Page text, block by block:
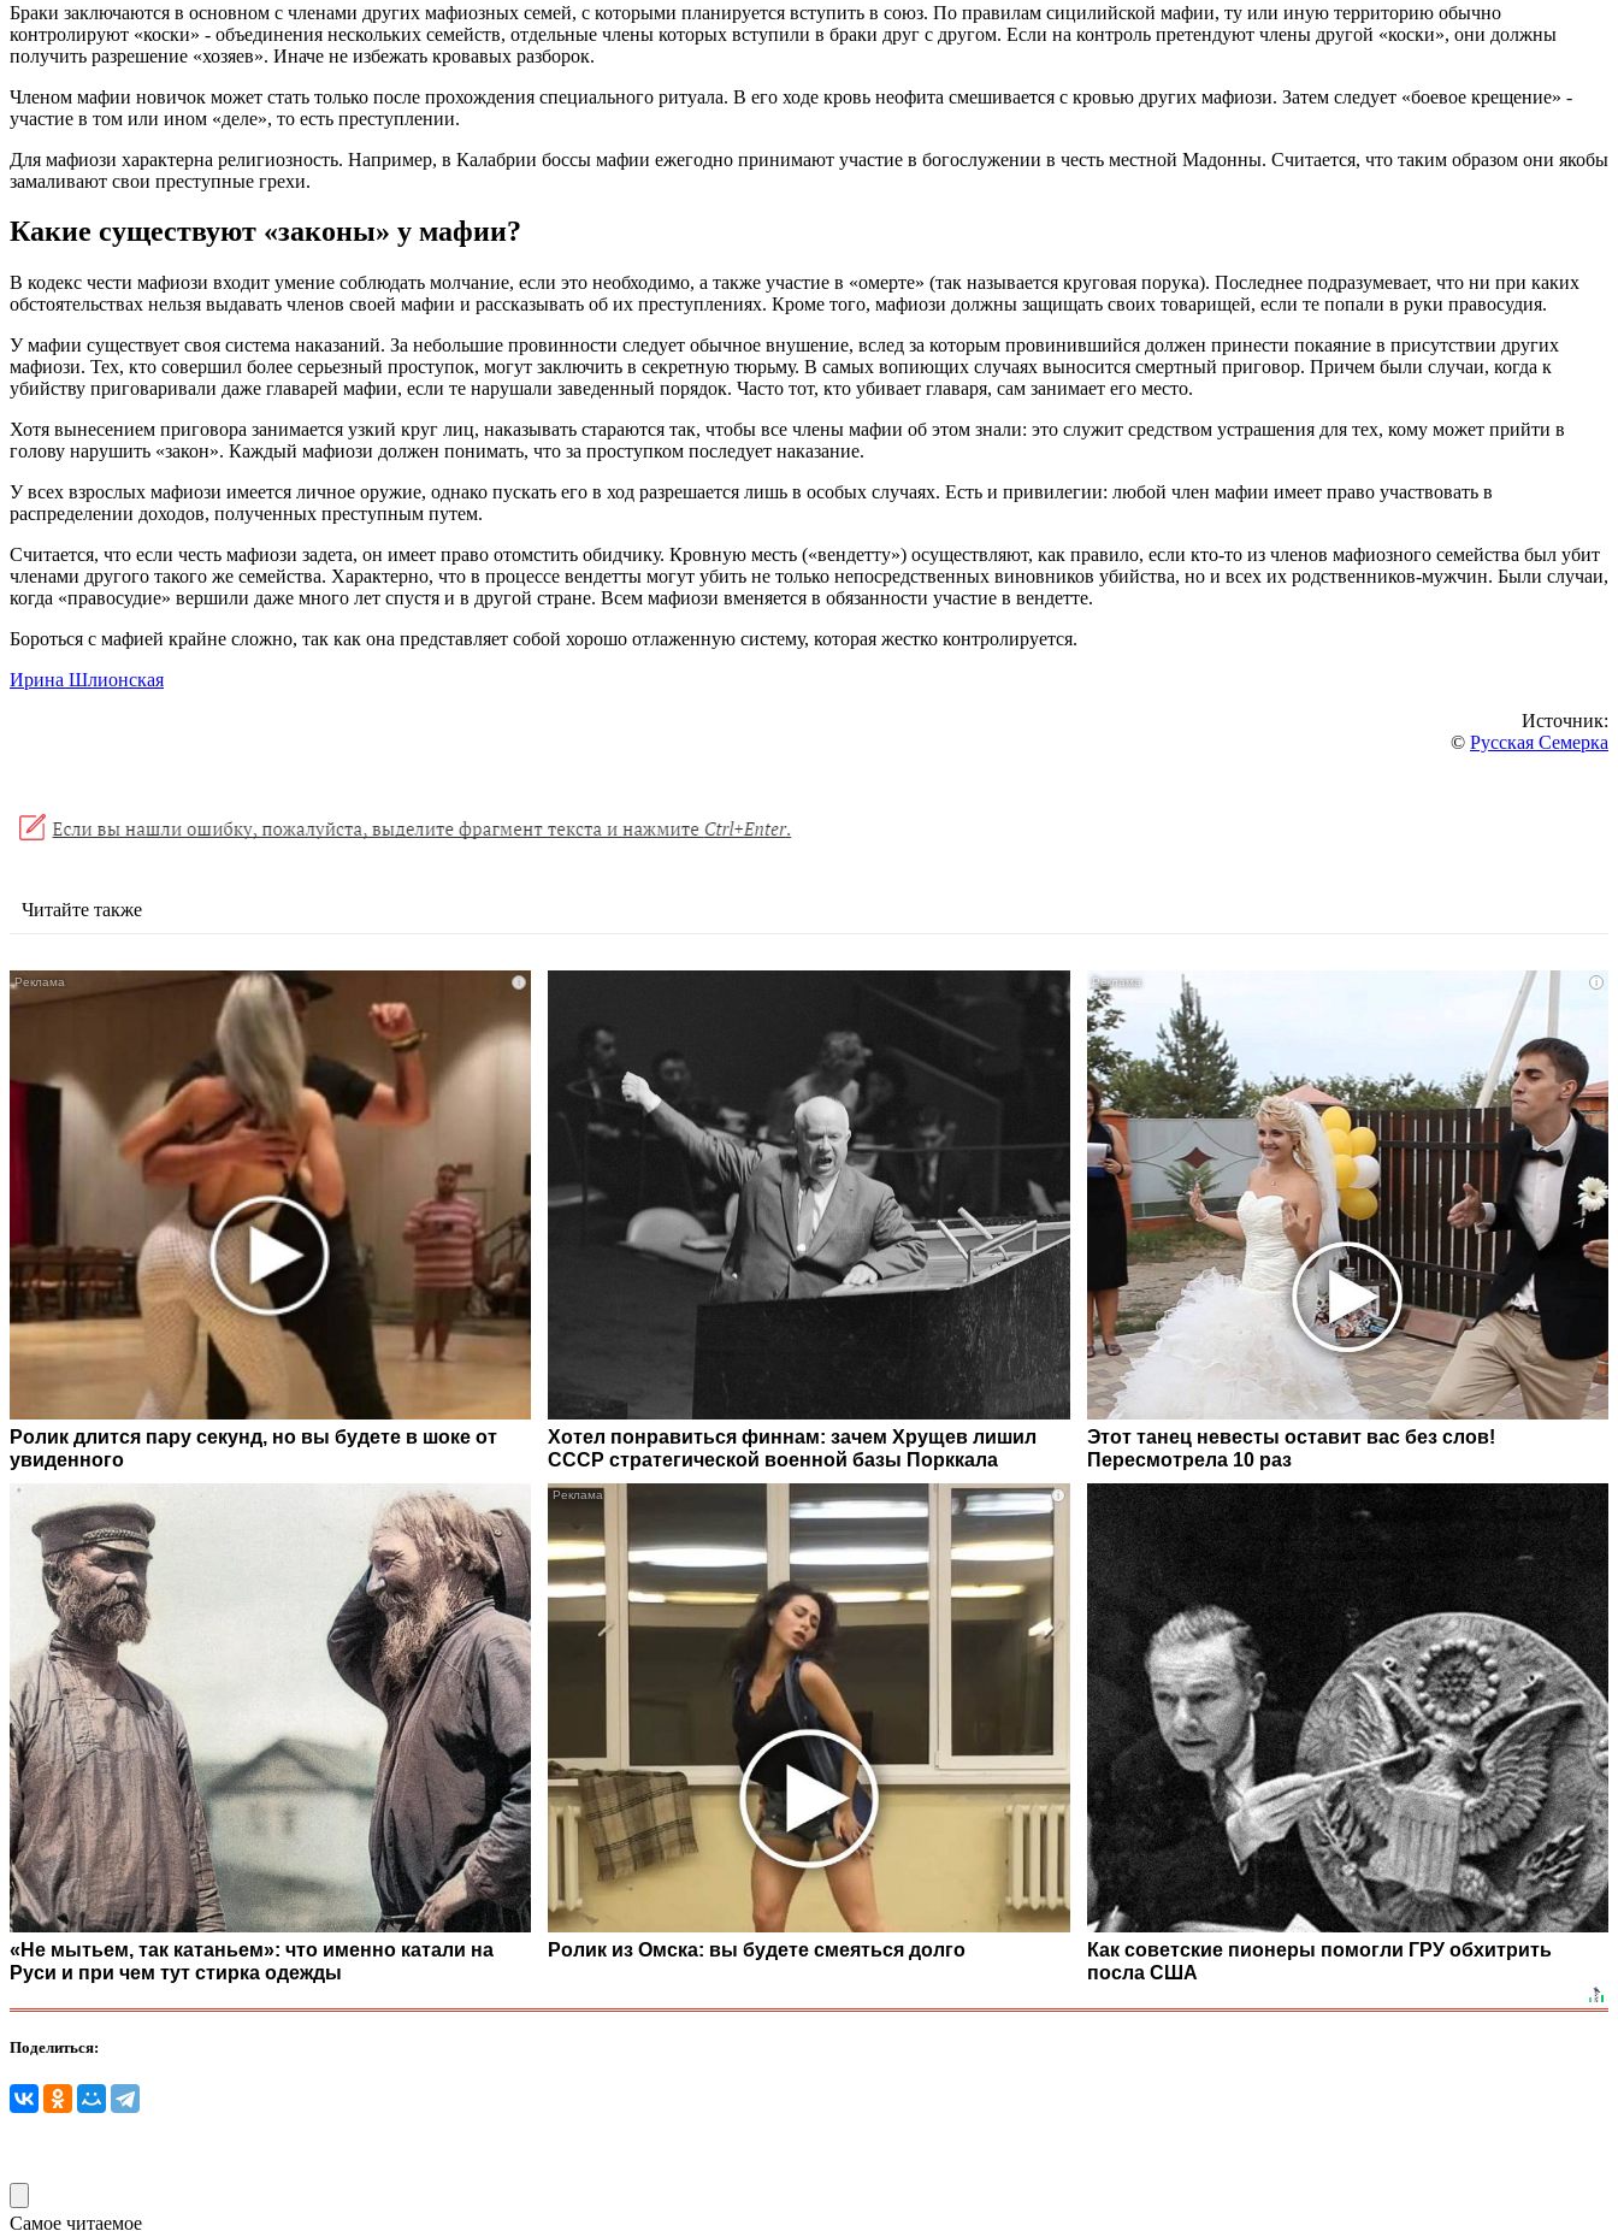
Браки заключаются в основном с членами других мафиозных семей, с которыми планируется вступить в союз. По правилам сицилийской мафии, ту или иную территорию обычно
контролируют «коски» - объединения нескольких семейств, отдельные члены которых вступили в браки друг с другом. Если на контроль претендуют члены другой «коски», они должны
получить разрешение «хозяев». Иначе не избежать кровавых разборок.
Членом мафии новичок может стать только после прохождения специального ритуала. В его ходе кровь неофита смешивается с кровью других мафиози. Затем следует «боевое крещение» -
участие в том или ином «деле», то есть преступлении.
Для мафиози характерна религиозность. Например, в Калабрии боссы мафии ежегодно принимают участие в богослужении в честь местной Мадонны. Считается, что таким образом они якобы
замаливают свои преступные грехи.
Какие существуют «законы» у мафии?
В кодекс чести мафиози входит умение соблюдать молчание, если это необходимо, а также участие в «омерте» (так называется круговая порука). Последнее подразумевает, что ни при каких
обстоятельствах нельзя выдавать членов своей мафии и рассказывать об их преступлениях. Кроме того, мафиози должны защищать своих товарищей, если те попали в руки правосудия.
У мафии существует своя система наказаний. За небольшие провинности следует обычное внушение, вслед за которым провинившийся должен принести покаяние в присутствии других
мафиози. Тех, кто совершил более серьезный проступок, могут заключить в секретную тюрьму. В самых вопиющих случаях выносится смертный приговор. Причем были случаи, когда к
убийству приговаривали даже главарей мафии, если те нарушали заведенный порядок. Часто тот, кто убивает главаря, сам занимает его место.
Хотя вынесением приговора занимается узкий круг лиц, наказывать стараются так, чтобы все члены мафии об этом знали: это служит средством устрашения для тех, кому может прийти в
голову нарушить «закон». Каждый мафиози должен понимать, что за проступком последует наказание.
У всех взрослых мафиози имеется личное оружие, однако пускать его в ход разрешается лишь в особых случаях. Есть и привилегии: любой член мафии имеет право участвовать в
распределении доходов, полученных преступным путем.
Считается, что если честь мафиози задета, он имеет право отомстить обидчику. Кровную месть («вендетту») осуществляют, как правило, если кто-то из членов мафиозного семейства был убит
членами другого такого же семейства. Характерно, что в процессе вендетты могут убить не только непосредственных виновников убийства, но и всех их родственников-мужчин. Были случаи,
когда «правосудие» вершили даже много лет спустя и в другой стране. Всем мафиози вменяется в обязанности участие в вендетте.
Бороться с мафией крайне сложно, так как она представляет собой хорошо отлаженную систему, которая жестко контролируется.
Ирина Шлионская
Источник:
© Русская Семерка
Читайте также
i
Ролик длится пару секунд, но вы будете в шоке от
увиденного
Хотел понравиться финнам: зачем Хрущев лишил
СССР стратегической военной базы Порккала
i
Этот танец невесты оставит вас без слов!
Пересмотрела 10 раз
«Не мытьем, так катаньем»: что именно катали на
Руси и при чем тут стирка одежды
i
Ролик из Омска: вы будете смеяться долго
Как советские пионеры помогли ГРУ обхитрить
посла США
Поделиться:
Самое читаемое